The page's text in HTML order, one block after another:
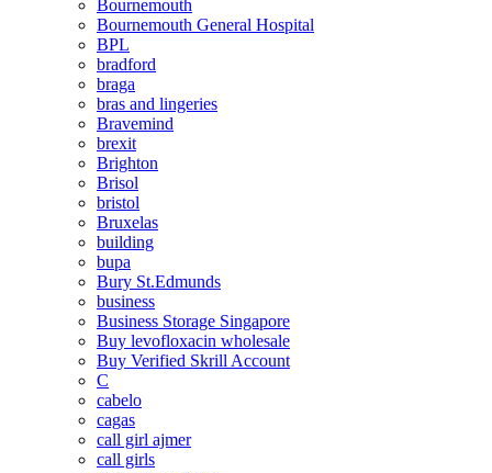
Bournemouth
Bournemouth General Hospital
BPL
bradford
braga
bras and lingeries
Bravemind
brexit
Brighton
Brisol
bristol
Bruxelas
building
bupa
Bury St.Edmunds
business
Business Storage Singapore
Buy levofloxacin wholesale
Buy Verified Skrill Account
C
cabelo
cagas
call girl ajmer
call girls